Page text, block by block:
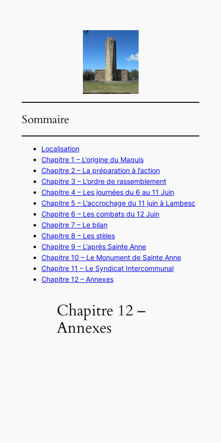
Sommaire
Localisation
Chapitre 1 – L’origine du Maquis
Chapitre 2 – La préparation à l’action
Chapitre 3 – L’ordre de rassemblement
Chapitre 4 – Les journées du 6 au 11 Juin
Chapitre 5 – L’accrochage du 11 juin à Lambesc
Chapitre 6 – Les combats du 12 Juin
Chapitre 7 – Le bilan
Chapitre 8 – Les stèles
Chapitre 9 – L’après Sainte Anne
Chapitre 10 – Le Monument de Sainte Anne
Chapitre 11 – Le Syndicat Intercommunal
Chapitre 12 – Annexes
Chapitre 12 –
Annexes